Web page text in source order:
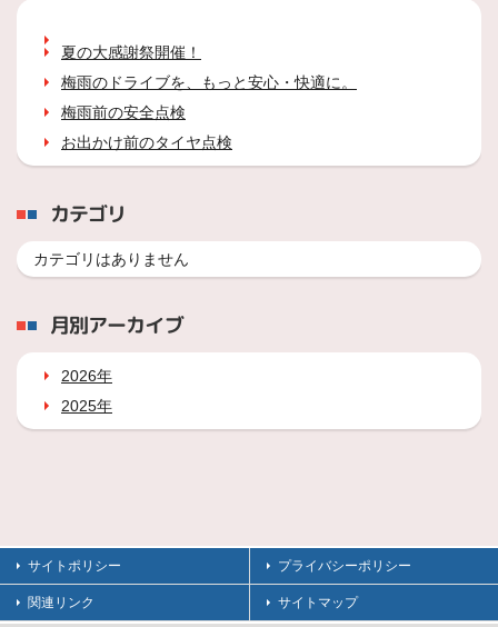
夏の大感謝祭開催！
梅雨のドライブを、もっと安心・快適に。
梅雨前の安全点検
お出かけ前のタイヤ点検
カテゴリ
カテゴリはありません
月別アーカイブ
2026年
2025年
サイトポリシー プライバシーポリシー
関連リンク サイトマップ